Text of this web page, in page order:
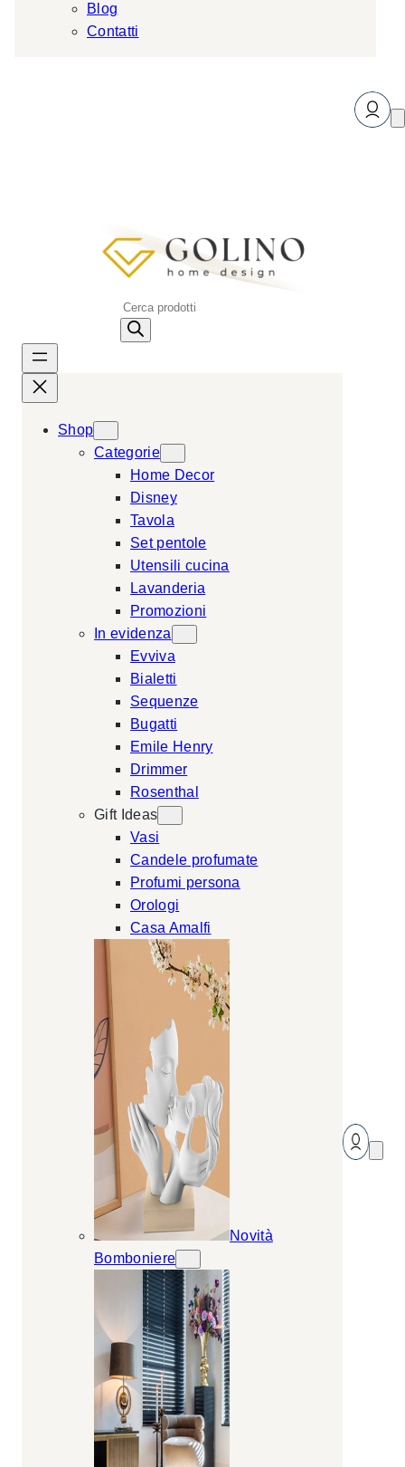
Blog
Contatti
P
s
Shop
Categorie
Home Decor
Disney
Tavola
Set pentole
Utensili cucina
Lavanderia
Promozioni
In evidenza
Evviva
Bialetti
Sequenze
Bugatti
Emile Henry
Drimmer
Rosenthal
Gift Ideas
Vasi
Candele profumate
Profumi persona
Orologi
Casa Amalfi
Novità
Bomboniere